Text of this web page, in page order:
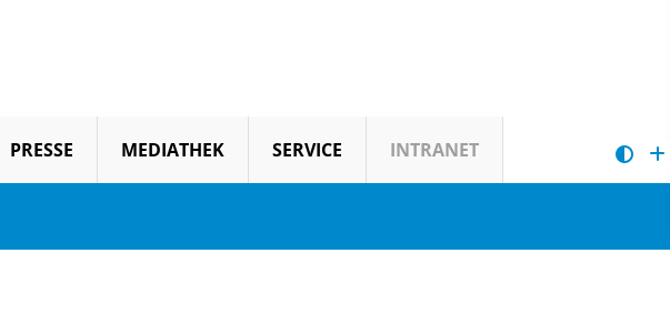
PRESSE MEDIATHEK SERVICE INTRANET